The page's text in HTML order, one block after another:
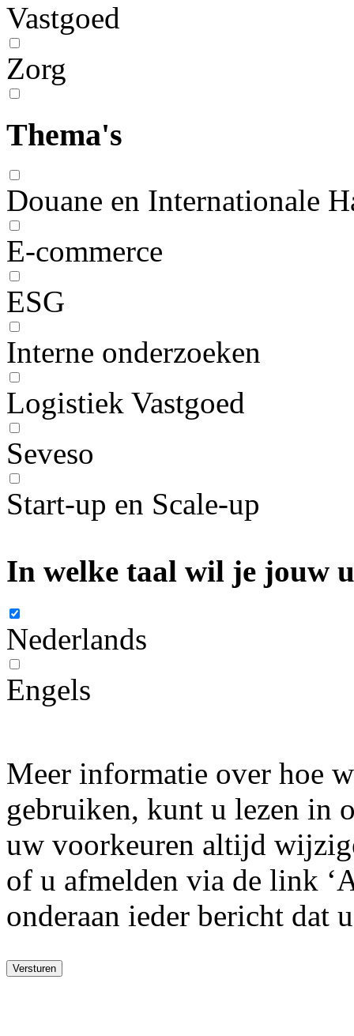
Vastgoed
Zorg
Thema's
Douane en Internationale
E-commerce
ESG
Interne onderzoeken
Logistiek Vastgoed
Seveso
Start-up en Scale-up
In welke taal wil je jouw
Nederlands
Engels
Meer informatie over hoe
gebruiken, kunt u lezen in
uw voorkeuren altijd
of u afmelden via de link
onderaan ieder bericht dat
Versturen